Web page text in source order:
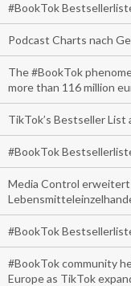
#BookTok
Podcast Charts nach
The #BookTok
more than 116 million
TikTok’s Bestseller List
#BookTok
Media Control
#BookTok
#BookTok community
Europe as TikTok